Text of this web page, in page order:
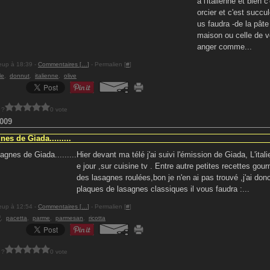
orcier et c'est
us faudra -de la
maison ou celle de
anger comme...
à 18:39 - Commentaires [ ] - Permalien [#]
donnut italienne olive
? 0 vote
de Giada.........
Hier devant ma télé j'ai suivi l'émission de Giada,
e jour ,sur cuisine tv . Entre autre petites recettes
des lasagnes roulées,bon je n'en ai pas trouvé ,j'ai
plaques de lasagnes classiques il vous faudra :...
à 12:54 - Commentaires [ ] - Permalien [#]
pacetta parme parmesan ricotta
? 0 vote